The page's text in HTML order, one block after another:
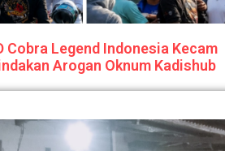
Cobra Legend Indonesia Kecam
Arogan Oknum Kadishub